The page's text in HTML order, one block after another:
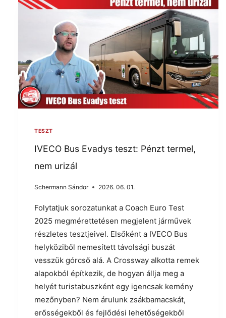
TESZT
IVECO Bus Evadys teszt: Pénzt termel,
nem urizál
Schermann Sándor 2026. 06. 01.
Folytatjuk sorozatunkat a Coach Euro Test
2025 megmérettetésen megjelent járművek
részletes tesztjeivel. Elsőként a IVECO Bus
helyköziből nemesített távolsági buszát
vesszük górcső alá. A Crossway alkotta remek
alapokból építkezik, de hogyan állja meg a
helyét turistabuszként egy igencsak kemény
mezőnyben? Nem árulunk zsákbamacskát,
erősségekből és fejlődési lehetőségekből